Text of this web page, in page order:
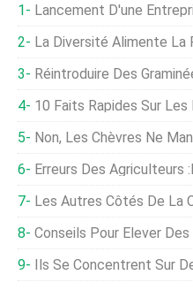
Lancement D'une
La Diversité Alimente La
Réintroduire Des Graminées
10 Faits Rapides Sur
Non, Les Chèvres Ne
Erreurs Des Agriculteurs
Les Autres Côtés De La
Conseils Pour Élever Des
Ils Se Concentrent Sur Des